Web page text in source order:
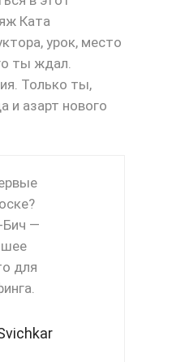
Ката
урок, место
ты ждал.
Только ты,
и азарт нового